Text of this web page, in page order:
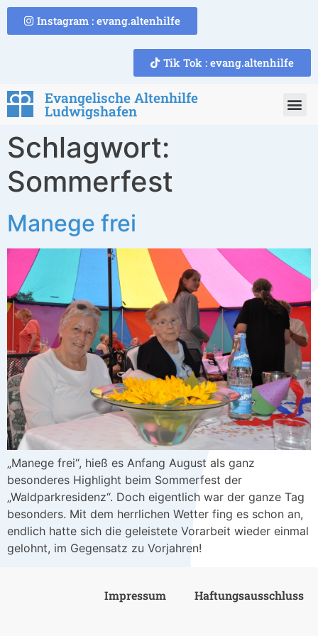
Instagram : evang.altenhilfe
Tik Tok : evang.altenhilfe
Evangelische Altenhilfe
Ludwigshafen
Schlagwort:
Sommerfest
Manege frei
„Manege frei“, hieß es Anfang August als ganz
besonderes Highlight beim Sommerfest der
„Waldparkresidenz“. Doch eigentlich war der ganze Tag
besonders. Mit dem herrlichen Wetter fing es schon an,
endlich hatte sich die geleistete Vorarbeit wieder einmal
gelohnt, im Gegensatz zu Vorjahren!
Impressum Haftungsausschluss